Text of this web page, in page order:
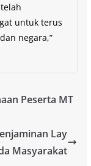
untuk terus
negara,”
Peserta MT
Lay
Masyarakat